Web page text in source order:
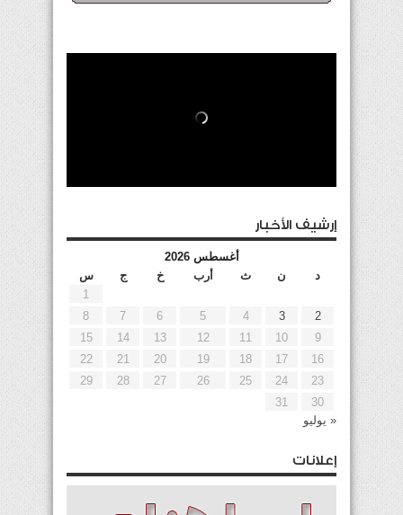
إرشيف الأخبار
أغسطس 2026
د
ن ث أرب خ ج
س
1
2
3
4
5
6
7
8
9
10
11
12
13
14
15
16
17
18
19
20
21
22
23
24
25
26
27
28
29
30
31
« يوليو
إعلانات